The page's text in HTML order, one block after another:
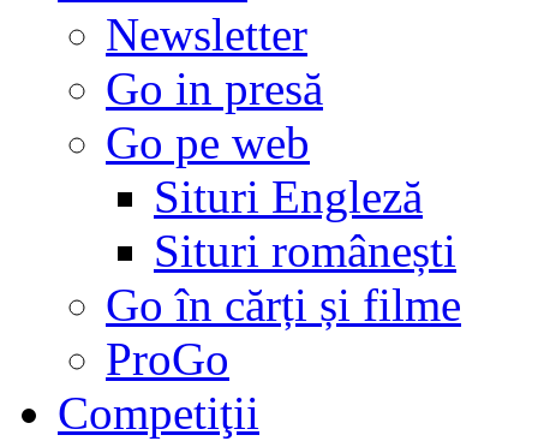
Newsletter
Go in presă
Go pe web
Situri Engleză
Situri românești
Go în cărți și filme
ProGo
Competiţii